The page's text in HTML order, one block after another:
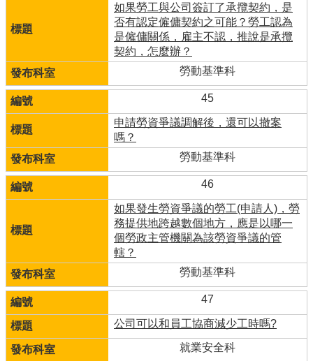
如果勞工與公司簽訂了承攬契約，是
否有認定僱傭契約之可能？勞工認為
是僱傭關係，雇主不認，推說是承攬
契約，怎麼辦？
勞動基準科
45
申請勞資爭議調解後，還可以撤案
嗎？
勞動基準科
46
如果發生勞資爭議的勞工(申請人)，勞
務提供地跨越數個地方，應是以哪一
個勞政主管機關為該勞資爭議的管
轄？
勞動基準科
47
公司可以和員工協商減少工時嗎?
就業安全科